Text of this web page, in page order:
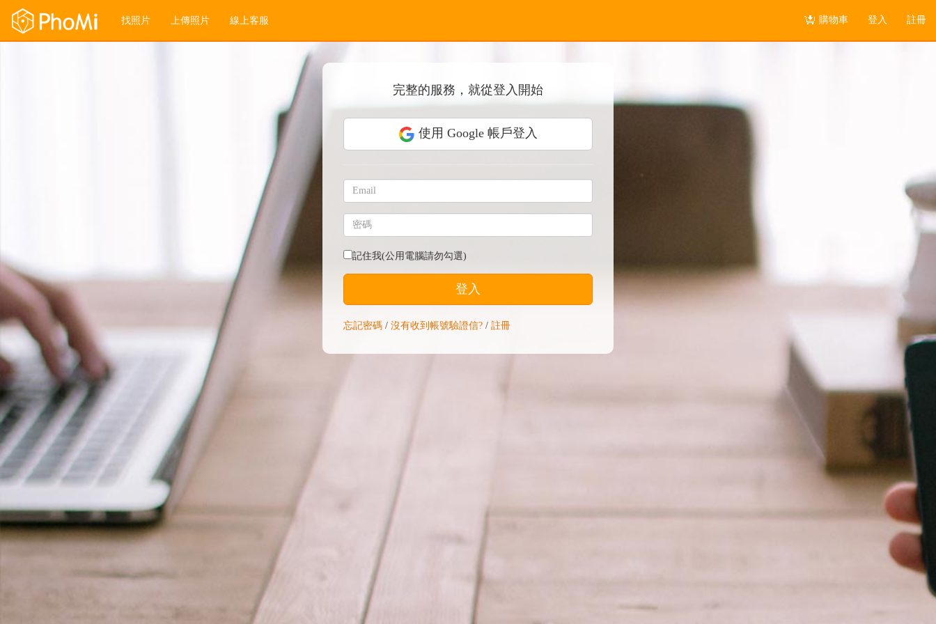
找照片 上傳照片 線上客服 購物車 登入 註冊
完整的服務，就從登入開始
使用 Google 帳戶登入
記住我(公用電腦請勿勾選)
忘記密碼 / 沒有收到帳號驗證信? / 註冊